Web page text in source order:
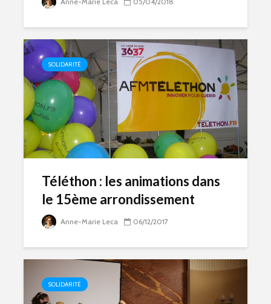
SOLIDARITÉ
Téléthon : les animations dans
le 15ème arrondissement
Anne-Marie Leca 06/12/2017
SOLIDARITÉ